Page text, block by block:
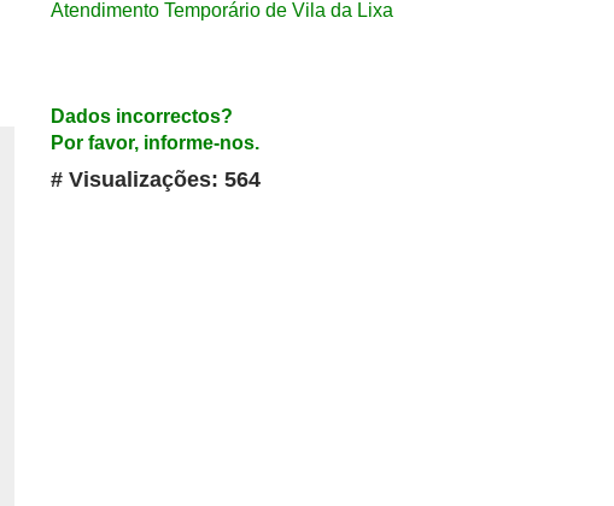
Atendimento Temporário de Vila da Lixa
Dados incorrectos?
Por favor, informe-nos.
# Visualizações: 564